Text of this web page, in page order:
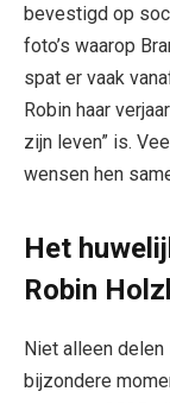
bevestigd op
foto’s waarop
spat er vaak
Robin haar
zijn leven” is.
wensen hen
Het
Robin
Niet alleen delen
bijzondere